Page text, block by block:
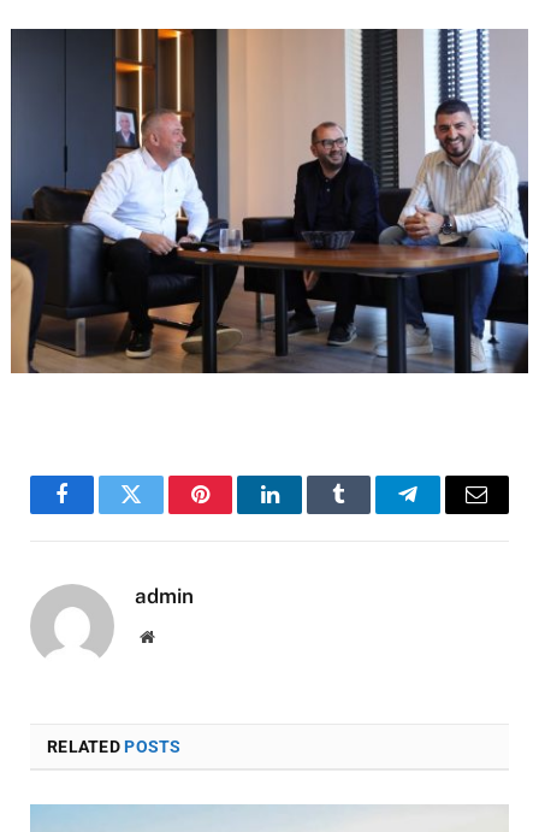
FacebookTwitter PinterestLinkedInTumblr TelegramEmail
admin
Website
RELATEDPOSTS